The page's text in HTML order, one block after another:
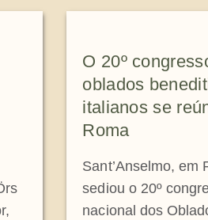
O 20º
oblados
italianos se
Roma
Sant’Anselmo, em
sediou o 20º
nacional dos